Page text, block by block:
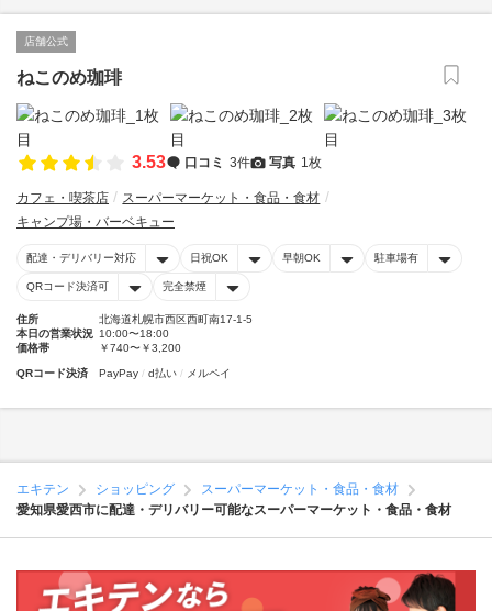
店舗公式
ねこのめ珈琲
3.53 口コミ 3件 写真 1枚
カフェ・喫茶店
スーパーマーケット・食品・食材
キャンプ場・バーベキュー
配達・デリバリー対応 日祝OK 早朝OK 駐車場有
QRコード決済可 完全禁煙
住所
北海道札幌市西区西町南17-1-5
本日の営業状況 10:00〜18:00
価格帯
￥740〜￥3,200
QRコード決済 PayPay d払い メルペイ
エキテン ショッピング
スーパーマーケット・食品・食材
愛知県愛西市に配達・デリバリー可能なスーパーマーケット・食品・食材